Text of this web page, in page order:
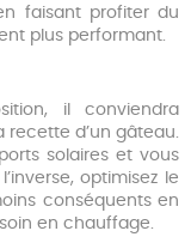
faisant profiter du
plus performant.
il conviendra
recette d’un gâteau.
solaires et vous
optimisez le
conséquents en
en chauffage.